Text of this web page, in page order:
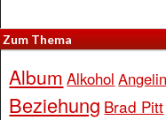
Zum Thema
Album Alkohol
Beziehung Brad Pitt